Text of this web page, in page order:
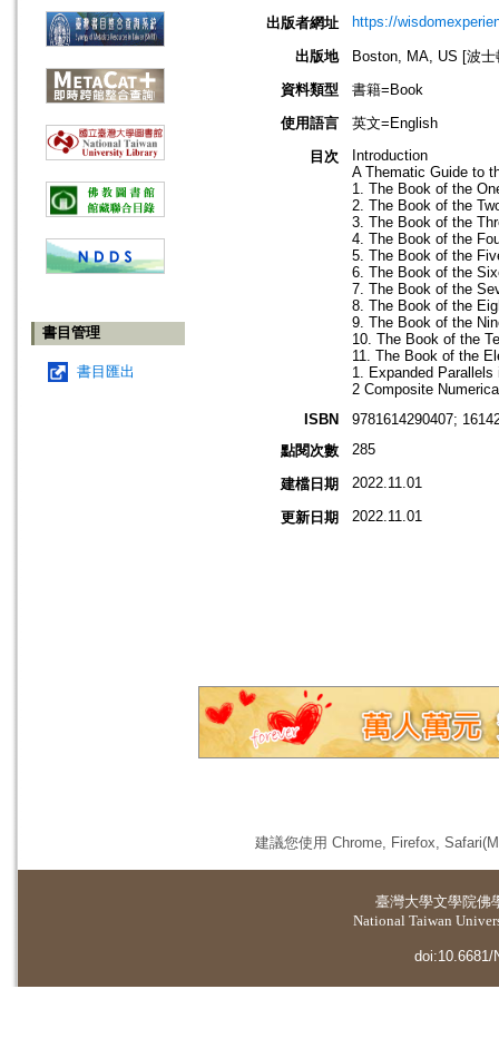
書目管理
書目匯出
出版者網址 https://
出版地
Boston, MA, US [波
資料類型
書籍=Book
使用語言
英文=English
目次
Introduction
A Thematic Guide to
1. The Book of the
2. The Book of the
3. The Book of the
4. The Book of the
5. The Book of the
6. The Book of the
7. The Book of the
8. The Book of the
9. The Book of the
10. The Book of the
11. The Book of the
1. Expanded
2 Composite
ISBN
9781614290407;
點閱次數
285
建檔日期 2022.11.01
更新日期 2022.11.01
建議您使用 Chrome, Firefox,
臺灣大學文學院佛
National Taiwan
doi:10.6681/